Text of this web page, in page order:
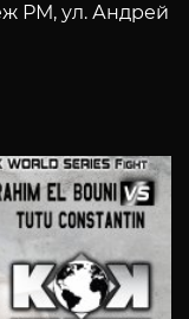
РМ, ул. Андрей